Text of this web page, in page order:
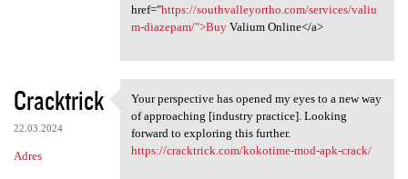
href="https://southvalleyortho.com/services/valiu
m-diazepam/">BuyValium Online</a>
Cracktrick
22.03.2024
Adres
Your perspective has opened
Your perspective has opened my eyes to a new way
of approaching [industry practice]. Looking
forward to exploring this further.
https://cracktrick.com/kokotime-mod-apk-crack/